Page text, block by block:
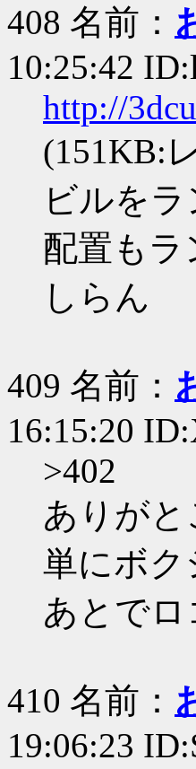
408 名前：
10:25:42
http://
(151KB:
ビルを
配置も
しらん
409 名前：
16:15:20
>402
ありがと
単にボク
あとで
410 名前：
19:06:23